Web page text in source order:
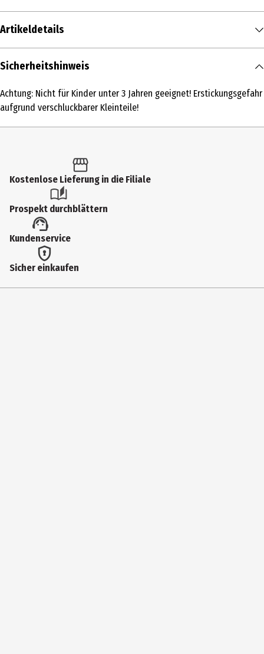
Artikeldetails
Inhalt
Produkttyp
Artikelnummer des Herstellers
10257000000
Hersteller
Sieper GmbH
Herstelleradresse
Sicherheitshinweis
Achtung: Nicht für Kinder unter 3 Jahren geeignet! Erstickungsgefahr
aufgrund verschluckbarer Kleinteile!
Kostenlose Lieferung in die Filiale
Prospekt durchblättern
Kundenservice
Sicher einkaufen